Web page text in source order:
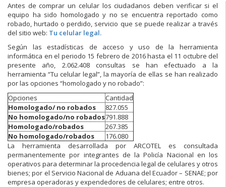
Antes de comprar un celular los ciudadanos deben verificar si el
equipo ha sido homologado y no se encuentra reportado como
robado, hurtado o perdido, servicio que se puede realizar a través
del sitio web: Tu celular legal.
Según las estadísticas de acceso y uso de la herramienta
informática en el periodo 15 febrero de 2016 hasta el 11 octubre del
presente año, 2.062.408 consultas se han efectuado a la
herramienta “Tu celular legal”, la mayoría de ellas se han realizado
por las opciones “homologado y no robado”:
Opciones
Cantidad
Homologado/ no robados
827.055
No homologado/no robados791.888
Homologado/robados
267.385
No homologado/robados
176.080
La herramienta desarrollada por ARCOTEL es consultada
permanentemente por integrantes de la Policía Nacional en los
operativos para determinar la procedencia legal de celulares y otros
bienes; por el Servicio Nacional de Aduana del Ecuador – SENAE; por
empresa operadoras y expendedores de celulares; entre otros.